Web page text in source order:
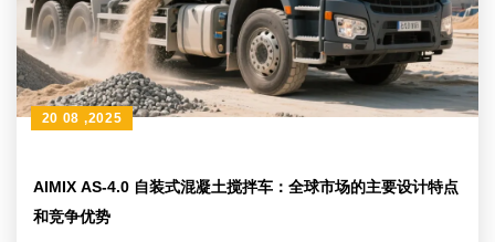
AIMIX AS-4.0 自装式混凝土搅拌车：全球市场的主要设计特点
和竞争优势
20 08 ,2025